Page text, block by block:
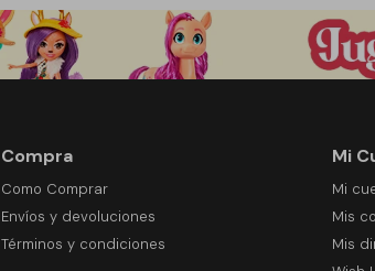
Compra
Como Comprar
Envíos y devoluciones
Términos y condiciones
Mi
Mi
Mis
Mis